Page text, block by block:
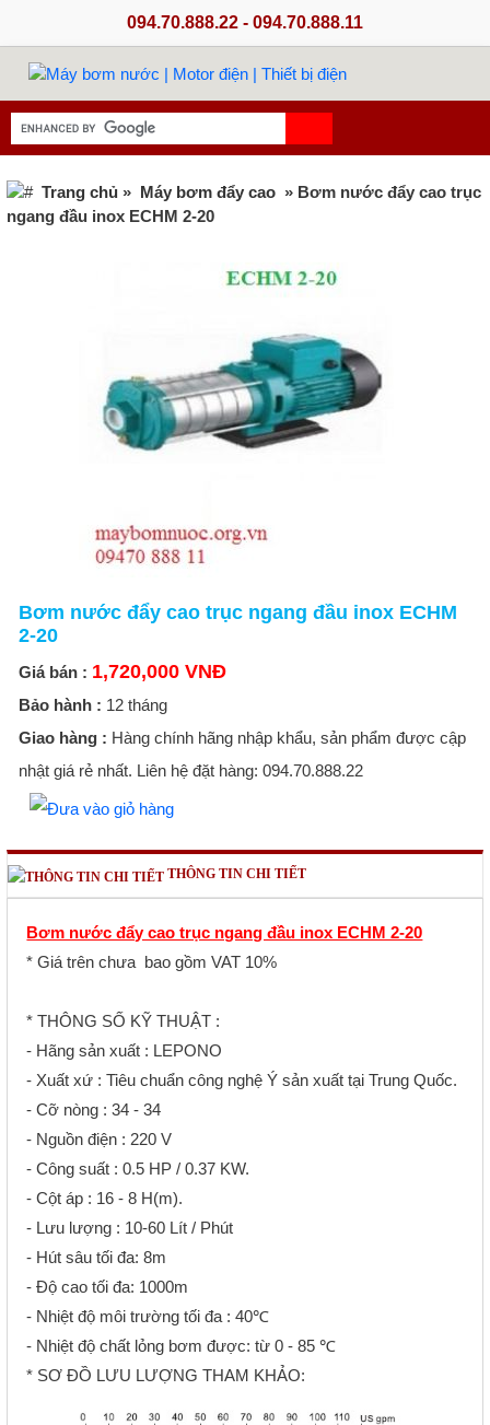
094.70.888.22 - 094.70.888.11
Trang chủ » Máy bơm đẩy cao » Bơm nước đẩy cao trục
ngang đầu inox ECHM 2-20
Bơm nước đẩy cao trục ngang đầu inox ECHM
2-20
Giá bán : 1,720,000 VNĐ
Bảo hành : 12 tháng
Giao hàng : Hàng chính hãng nhập khẩu, sản phẩm được cập
nhật giá rẻ nhất. Liên hệ đặt hàng: 094.70.888.22
THÔNG TIN CHI TIẾT
Bơm nước đẩy cao trục ngang đầu inox ECHM 2-20
* Giá trên chưa bao gồm VAT 10%
* THÔNG SỐ KỸ THUẬT :
- Hãng sản xuất : LEPONO
- Xuất xứ : Tiêu chuẩn công nghệ Ý sản xuất tại Trung Quốc.
- Cỡ nòng : 34 - 34
- Nguồn điện : 220 V
- Công suất : 0.5 HP / 0.37 KW.
- Cột áp : 16 - 8 H(m).
- Lưu lượng : 10-60 Lít / Phút
- Hút sâu tối đa: 8m
- Độ cao tối đa: 1000m
- Nhiệt độ môi trường tối đa : 40℃
- Nhiệt độ chất lỏng bơm được: từ 0 - 85 ℃
* SƠ ĐỒ LƯU LƯỢNG THAM KHẢO: